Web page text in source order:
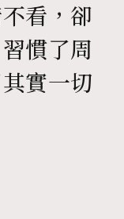
看，卻
慣了周
實一切